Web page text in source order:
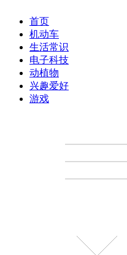
首页
机动车
生活常识
电子科技
动植物
兴趣爱好
游戏